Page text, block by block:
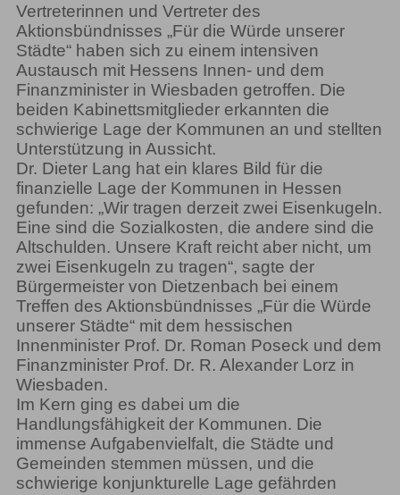
Vertreterinnen und Vertreter des
Aktionsbündnisses „Für die Würde unserer
Städte“ haben sich zu einem intensiven
Austausch mit Hessens Innen- und dem
Finanzminister in Wiesbaden getroffen. Die
beiden Kabinettsmitglieder erkannten die
schwierige Lage der Kommunen an und stellten
Unterstützung in Aussicht.
Dr. Dieter Lang hat ein klares Bild für die
finanzielle Lage der Kommunen in Hessen
gefunden: „Wir tragen derzeit zwei Eisenkugeln.
Eine sind die Sozialkosten, die andere sind die
Altschulden. Unsere Kraft reicht aber nicht, um
zwei Eisenkugeln zu tragen“, sagte der
Bürgermeister von Dietzenbach bei einem
Treffen des Aktionsbündnisses „Für die Würde
unserer Städte“ mit dem hessischen
Innenminister Prof. Dr. Roman Poseck und dem
Finanzminister Prof. Dr. R. Alexander Lorz in
Wiesbaden.
Im Kern ging es dabei um die
Handlungsfähigkeit der Kommunen. Die
immense Aufgabenvielfalt, die Städte und
Gemeinden stemmen müssen, und die
schwierige konjunkturelle Lage gefährden